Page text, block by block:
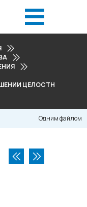
ЦЕЛОСТНОСТИ
Одним файлом